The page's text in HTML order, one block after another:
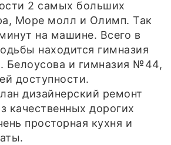
2 самых больших
Море молл и Олимп. Так
на машине. Всего в
находится гимназия
и гимназия №44,
доступности.
дизайнерский ремонт
качественных дорогих
просторная кухня и